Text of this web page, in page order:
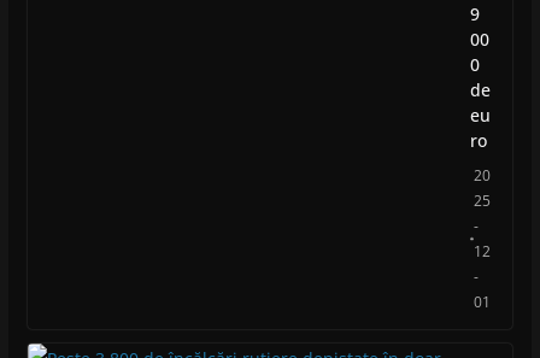
9
00
0
de
eu
ro
20
25
-
12
-
01